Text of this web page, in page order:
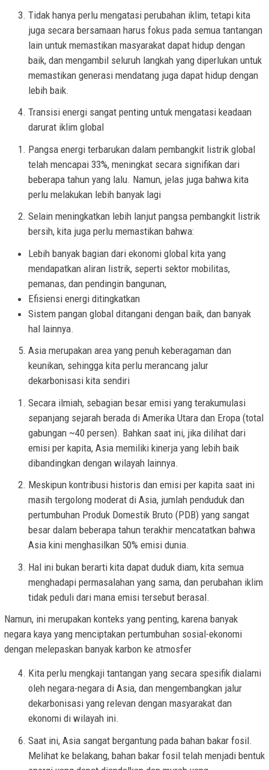
Tidak hanya perlu mengatasi perubahan iklim, tetapi kita
juga secara bersamaan harus fokus pada semua tantangan
lain untuk memastikan masyarakat dapat hidup dengan
baik, dan mengambil seluruh langkah yang diperlukan untuk
memastikan generasi mendatang juga dapat hidup dengan
lebih baik.
Transisi energi sangat penting untuk mengatasi keadaan
darurat iklim global
Pangsa energi terbarukan dalam pembangkit listrik global
telah mencapai 33%, meningkat secara signifikan dari
beberapa tahun yang lalu. Namun, jelas juga bahwa kita
perlu melakukan lebih banyak lagi
Selain meningkatkan lebih lanjut pangsa pembangkit listrik
bersih, kita juga perlu memastikan bahwa:
Lebih banyak bagian dari ekonomi global kita yang
mendapatkan aliran listrik, seperti sektor mobilitas,
pemanas, dan pendingin bangunan,
Efisiensi energi ditingkatkan
Sistem pangan global ditangani dengan baik, dan banyak
hal lainnya.
Asia merupakan area yang penuh keberagaman dan
keunikan, sehingga kita perlu merancang jalur
dekarbonisasi kita sendiri
Secara ilmiah, sebagian besar emisi yang terakumulasi
sepanjang sejarah berada di Amerika Utara dan Eropa (total
gabungan ~40 persen). Bahkan saat ini, jika dilihat dari
emisi per kapita, Asia memiliki kinerja yang lebih baik
dibandingkan dengan wilayah lainnya.
Meskipun kontribusi historis dan emisi per kapita saat ini
masih tergolong moderat di Asia, jumlah penduduk dan
pertumbuhan Produk Domestik Bruto (PDB) yang sangat
besar dalam beberapa tahun terakhir mencatatkan bahwa
Asia kini menghasilkan 50% emisi dunia.
Hal ini bukan berarti kita dapat duduk diam, kita semua
menghadapi permasalahan yang sama, dan perubahan iklim
tidak peduli dari mana emisi tersebut berasal.
Namun, ini merupakan konteks yang penting, karena banyak
negara kaya yang menciptakan pertumbuhan sosial-ekonomi
dengan melepaskan banyak karbon ke atmosfer
Kita perlu mengkaji tantangan yang secara spesifik dialami
oleh negara-negara di Asia, dan mengembangkan jalur
dekarbonisasi yang relevan dengan masyarakat dan
ekonomi di wilayah ini.
Saat ini, Asia sangat bergantung pada bahan bakar fosil.
Melihat ke belakang, bahan bakar fosil telah menjadi bentuk